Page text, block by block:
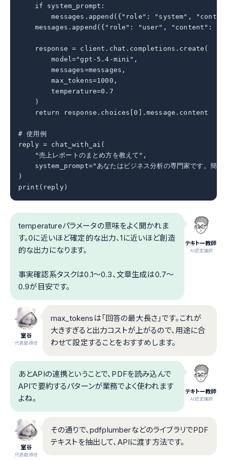
    if system_prompt:
messages.append({"role": "system",
messages.append({"role": "user", "content":
    response = client.chat.completions.create(
        model="gpt-5.4-mini",
        messages=messages,
        max_tokens=1000,
        temperature=0.7
    )
    return response.choices[0].message.content
# 使用例
reply = chat_with_ai(
    "売上レポートのまとめ方を教えて",
system_prompt="あなたはビジネス分析の専門家です。簡潔
)
print(reply)
テキトー教師
.AI認定講師
temperatureパラメータの意味をよく聞かれま
す。0に近いほど確定的な出力、1に近いほど創造
的な出力になります。
事実確認系タスクは0.1〜0.3、文章生成は0.7〜
0.9が目安です。
室谷
代表取締役
max_tokensは「回答の最大長さ」です。これが
大きすぎると出力コストが上がるので、用途に合
わせて設定することをおすすめします。
テキトー教師
.AI認定講師
あとAPIの連携ということで、PDFを読み込んで
APIで要約するパターンが業務でよく使われます
よね。
室谷
代表取締役
その通りで、pdfplumberなどのライブラリでPDF
テキストを抽出して、APIに渡す方法です。